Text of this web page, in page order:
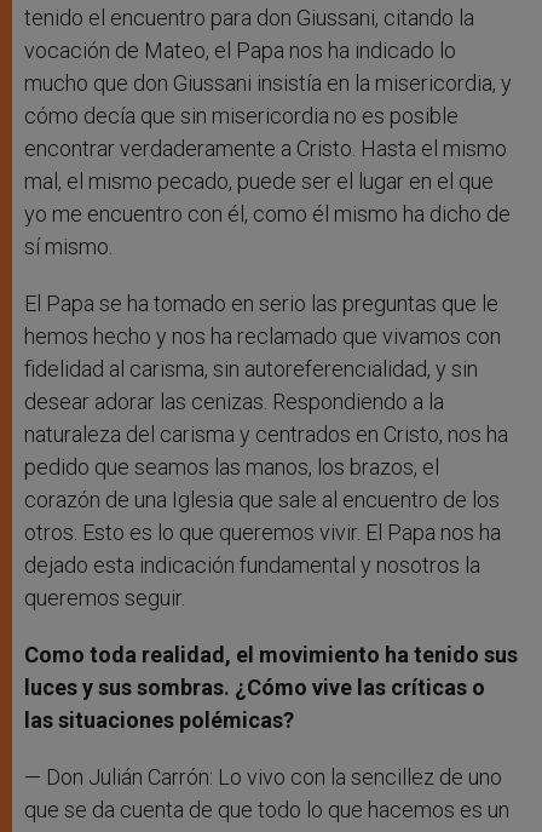
tenido el encuentro para don Giussani, citando la
vocación de Mateo, el Papa nos ha indicado lo
mucho que don Giussani insistía en la misericordia, y
cómo decía que sin misericordia no es posible
encontrar verdaderamente a Cristo. Hasta el mismo
mal, el mismo pecado, puede ser el lugar en el que
yo me encuentro con él, como él mismo ha dicho de
sí mismo.
El Papa se ha tomado en serio las preguntas que le
hemos hecho y nos ha reclamado que vivamos con
fidelidad al carisma, sin autoreferencialidad, y sin
desear adorar las cenizas. Respondiendo a la
naturaleza del carisma y centrados en Cristo, nos ha
pedido que seamos las manos, los brazos, el
corazón de una Iglesia que sale al encuentro de los
otros. Esto es lo que queremos vivir. El Papa nos ha
dejado esta indicación fundamental y nosotros la
queremos seguir.
Como toda realidad, el movimiento ha tenido sus
luces y sus sombras. ¿Cómo vive las críticas o
las situaciones polémicas?
— Don Julián Carrón: Lo vivo con la sencillez de uno
que se da cuenta de que todo lo que hacemos es un